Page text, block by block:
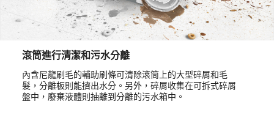
滾筒進行清潔和污水分離
內含尼龍刷毛的輔助刷條可清除滾筒上的大型碎屑和毛
髮，分離板則能擠出水分。另外，碎屑收集在可拆式碎屑
盤中，廢棄液體則抽離到分離的污水箱中。